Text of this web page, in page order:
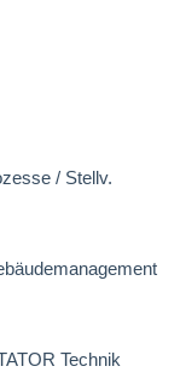
/ Stellv.
Technik